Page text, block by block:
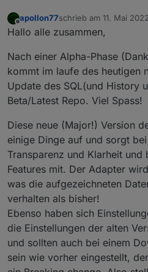
Offline
apollon77schrieb am 11. Mai
zuletzt editiert von
Hallo alle zusammen,
Nach einer Alpha-Phase
kommt im laufe des heutigen
Update des SQL(und History
Beta/Latest Repo. Viel Spass!
Diese neue (Major!) Version
einige Dinge auf und sorgt
Transparenz und Klarheit
Features mit. Der Adapter
was die aufgezeichneten
verhalten als bisher!
Ebenso haben sich
die Einstellungen der alten
und sollten auch bei einem
sein wie vorher eingestellt,